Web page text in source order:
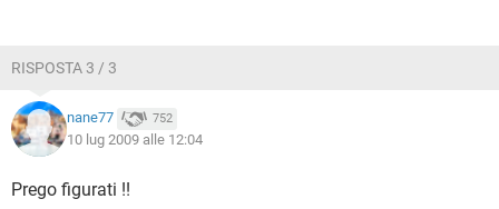
RISPOSTA 3 / 3
nane77 752
10 lug 2009 alle 12:04
Prego figurati !!